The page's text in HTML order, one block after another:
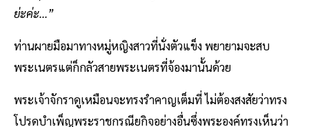
ย่ะค่ะ...”
ท่านผายมือมาทางหมู่หญิงสาวที่นั่งตัวแข็ง พยายามจะสบ
พระเนตรแต่ก็กลัวสายพระเนตรที่จ้องมานั้นด้วย
พระเจ้าจักราดูเหมือนจะทรงรำคาญเต็มที่ ไม่ต้องสงสัยว่าทรง
โปรดบำเพ็ญพระราชกรณียกิจอย่างอื่นซึ่งพระองค์ทรงเห็นว่า